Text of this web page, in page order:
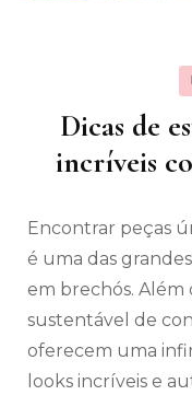
Dicas de
incríveis
Encontrar peças
é uma das
em brechós. Além
sustentável de
oferecem uma
looks incríveis e